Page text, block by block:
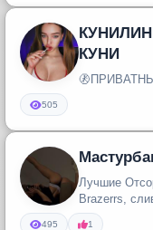
КУНИ
505
Лучшие
Brazerrs,
Вписали,
495 1